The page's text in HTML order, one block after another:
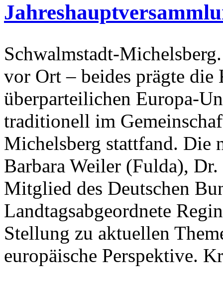
Schwalmstadt-
vor Ort – beides prägte die
überparteilichen Europa-
traditionell im
Michelsberg stattfand. Die
Barbara Weiler (Fulda),
Mitglied des Deutschen
Landtagsabgeordnete
Stellung zu aktuellen
europäische Perspektive.